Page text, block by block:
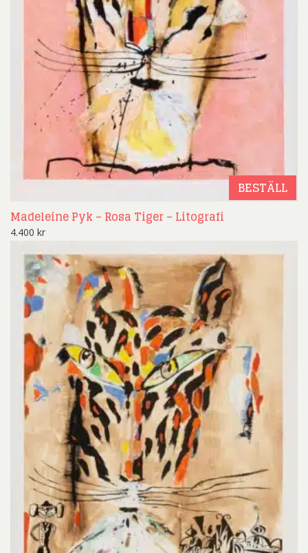
BESTÄLL
Madeleine Pyk – Rosa Tiger – Litografi
4.400 kr